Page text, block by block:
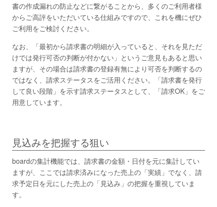
書の作成漏れの防止などに繋がることから、多くのご利用者様
からご高評をいただいている仕組みですので、これを機にぜひ
ご利用をご検討ください。
なお、「最初から請求書の明細が入っていると、それを見ただ
けでは発行可否の判断が付かない」というご意見もあると思い
ますが、その場合は請求書の登録有無により可否を判断するの
ではなく、請求ステータスをご活用ください。「請求書を発行
して良い段階」を示す請求ステータスとして、「請求OK」をご
用意しています。
見込みを把握する狙い
boardの集計機能では、請求書の金額・日付を元に集計してい
ますが、ここでは請求済みになった売上の「実績」でなく、請
求予定日を元にした売上の「見込み」の把握を重視していま
す。